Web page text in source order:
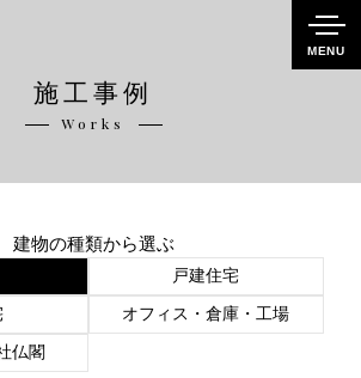
MENU
施工事例
Works
建物の種類から選ぶ
戸建住宅
オフィス・倉庫・工場
仏閣